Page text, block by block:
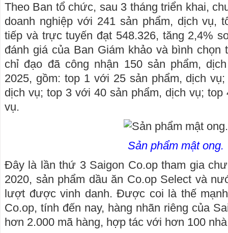
Theo Ban tổ chức, sau 3 tháng triển khai,
doanh nghiệp với 241 sản phẩm, dịch vụ,
tiếp và trực tuyến đạt 548.326, tăng 2,4%
đánh giá của Ban Giám khảo và bình
chỉ đạo đã công nhận 150 sản phẩm,
2025, gồm: top 1 với 25 sản phẩm, dịch
dịch vụ; top 3 với 40 sản phẩm, dịch vụ;
vụ.
Sản phẩm mật ong.
Đây là lần thứ 3 Saigon Co.op tham gia
2020, sản phẩm dầu ăn Co.op Select và
lượt được vinh danh. Được coi là thế
Co.op, tính đến nay, hàng nhãn riêng của
hơn 2.000 mã hàng, hợp tác với hơn 100